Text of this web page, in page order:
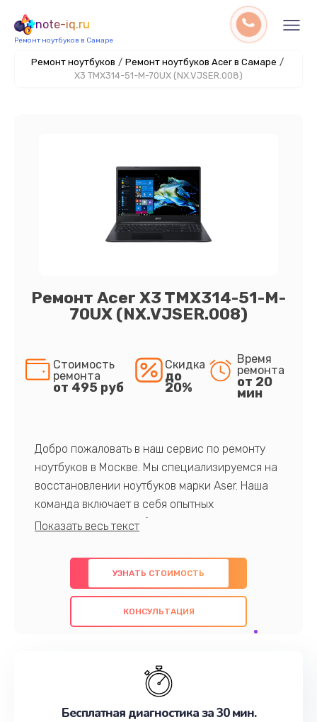
note-iq.ru
Ремонт ноутбуков в Самаре
Ремонт ноутбуков / Ремонт ноутбуков Acer в Самаре /
X3 TMX314-51-M-70UX (NX.VJSER.008)
Ремонт Acer X3 TMX314-51-M-
70UX (NX.VJSER.008)
Стоимость
ремонта
от 495 руб
Скидка
до
20%
Время
ремонта
от 20
мин
Добро пожаловать в наш сервис по ремонту
ноутбуков в Москве. Мы специализируемся на
восстановлении ноутбуков марки Aser. Наша
команда включает в себя опытных
профессионалов с обширными знаниями и
предлагаем быстрый и качественный ремонт с
использованием оригинальных компонентов, а
также гарантируем качество всех
проведенных работ. Наша цель - предоставить
наилучшим образом. Не медлите записаться на
УЗНАТЬ СТОИМОСТЬ
КОНСУЛЬТАЦИЯ
Бесплатная диагностика за 30 мин.